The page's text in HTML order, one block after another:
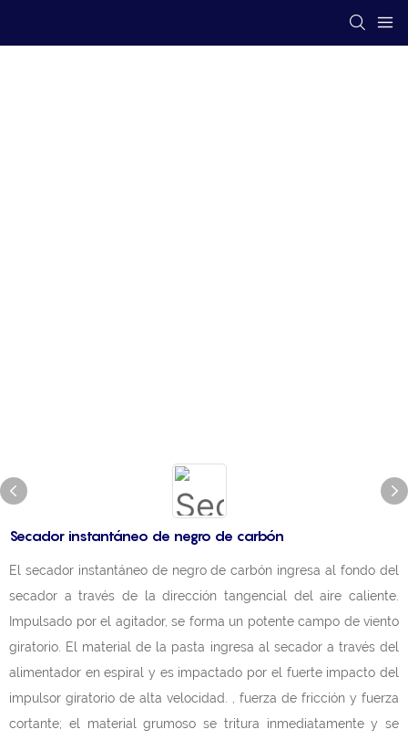
Secador instantáneo de negro de carbón
El secador instantáneo de negro de carbón ingresa al fondo del
secador a través de la dirección tangencial del aire caliente.
Impulsado por el agitador, se forma un potente campo de viento
giratorio. El material de la pasta ingresa al secador a través del
alimentador en espiral y es impactado por el fuerte impacto del
impulsor giratorio de alta velocidad. , fuerza de fricción y fuerza
cortante; el material grumoso se tritura inmediatamente y se